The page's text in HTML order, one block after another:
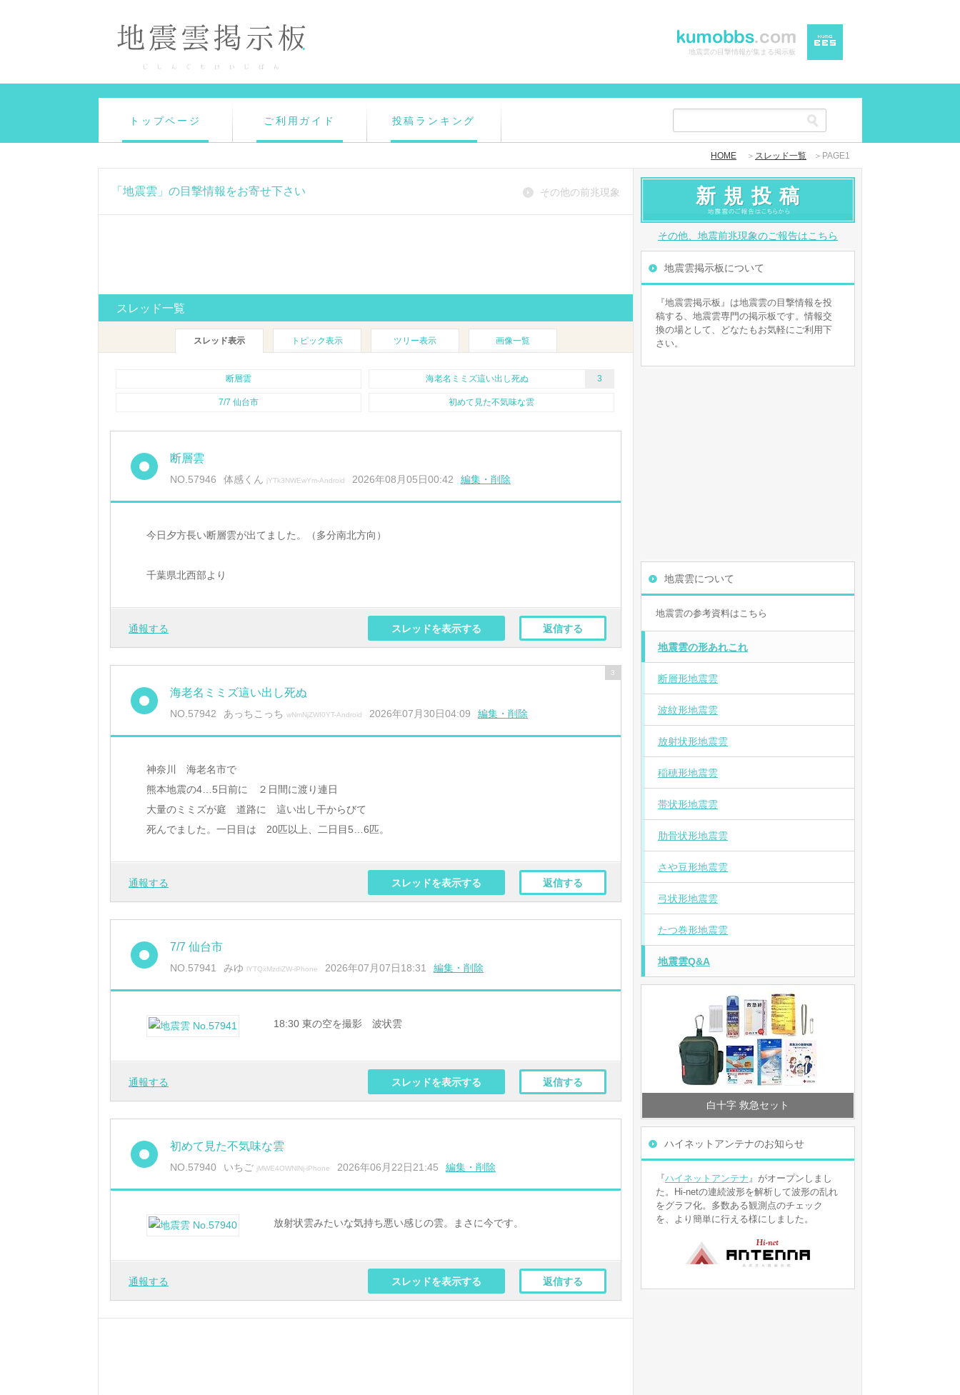
地震雲の目撃情報が集まる掲示板
トップページ ご利用ガイド 投稿ランキング
HOME ＞ スレッド一覧 ＞PAGE1
その他の前兆現象
「地震雲」の目撃情報をお寄せ下さい
スレッド一覧
スレッド表示 トピック表示 ツリー表示 画像一覧
断層雲 海老名ミミズ這い出し死ぬ 3
7/7 仙台市 初めて見た不気味な雲
断層雲
NO.57946 体感くん jYTk3NWEwYm-Android 2026年08月05日00:42 編集・削除
今日夕方長い断層雲が出てました。（多分南北方向）
千葉県北西部より
返信する
スレッドを表示する
通報する
3
海老名ミミズ這い出し死ぬ
NO.57942 あっちこっち wNmNjZWI0YT-Android 2026年07月30日04:09 編集・削除
神奈川 海老名市で
熊本地震の4…5日前に ２日間に渡り連日
大量のミミズが庭 道路に 這い出し干からびて
死んでました。一日目は 20匹以上、二日目5…6匹。
返信する
スレッドを表示する
通報する
7/7 仙台市
NO.57941 みゆ lYTQxMzdiZW-iPhone 2026年07月07日18:31 編集・削除
18:30 東の空を撮影 波状雲
返信する
スレッドを表示する
通報する
初めて見た不気味な雲
NO.57940 いちご jMWE4OWNlNj-iPhone 2026年06月22日21:45 編集・削除
放射状雲みたいな気持ち悪い感じの雲。まさに今です。
返信する
スレッドを表示する
通報する
新規投稿
その他、地震前兆現象のご報告はこちら
地震雲掲示板について
『地震雲掲示板』は地震雲の目撃情報を投
稿する、地震雲専門の掲示板です。情報交
換の場として、どなたもお気軽にご利用下
さい。
地震雲について
地震雲の参考資料はこちら
地震雲の形あれこれ
断層形地震雲
波紋形地震雲
放射状形地震雲
稲穂形地震雲
帯状形地震雲
肋骨状形地震雲
さや豆形地震雲
弓状形地震雲
たつ巻形地震雲
地震雲Q&A
白十字 救急セット
ハイネットアンテナのお知らせ
『ハイネットアンテナ 』がオープンしまし
た。Hi-netの連続波形を解析して波形の乱れ
をグラフ化。多数ある観測点のチェック
を、より簡単に行える様にしました。